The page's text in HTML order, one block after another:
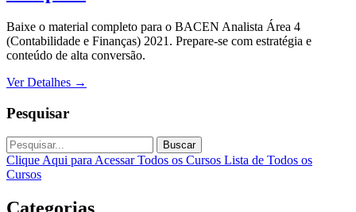
Baixe o material completo para o BACEN Analista Área 4
(Contabilidade e Finanças) 2021. Prepare-se com estratégia e
conteúdo de alta conversão.
Ver Detalhes →
Pesquisar
Buscar
Clique Aqui para Acessar Todos os Cursos Lista de Todos os
Cursos